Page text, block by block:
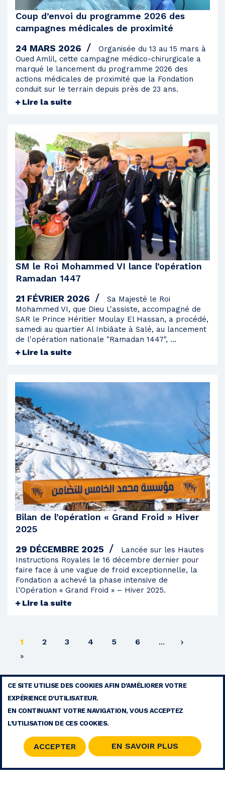
Coup d’envoi du programme 2026 des
campagnes médicales de proximité
24 MARS 2026
Organisée du 13 au 15 mars à
Oued Amlil, cette campagne médico-chirurgicale a
marqué le lancement du programme 2026 des
actions médicales de proximité que la Fondation
conduit sur le terrain depuis près de 23 ans.
Lire la suite
SM le Roi Mohammed VI lance l’opération
Ramadan 1447
21 FÉVRIER 2026
Sa Majesté le Roi
Mohammed VI, que Dieu L'assiste, accompagné de
SAR le Prince Héritier Moulay El Hassan, a procédé,
samedi au quartier Al Inbiâate à Salé, au lancement
de l'opération nationale "Ramadan 1447", ...
Lire la suite
Bilan de l’opération « Grand Froid » Hiver
2025
29 DÉCEMBRE 2025
Lancée sur les Hautes
Instructions Royales le 16 décembre dernier pour
faire face à une vague de froid exceptionnelle, la
Fondation a achevé la phase intensive de
l’Opération « Grand Froid » – Hiver 2025.
Lire la suite
Page
courante
1 Page
2 Page
3 Page
4 Page
5 Page
6
…
Dernière
page
»
RSS
© 2026 COPYRIGHT - FONDATION MOHAMMED V POUR LA SOLIDARITÉ
CE SITE UTILISE DES COOKIES AFIN D'AMÉLIORER VOTRE
EXPÉRIENCE D'UTILISATEUR.
EN CONTINUANT VOTRE NAVIGATION, VOUS ACCEPTEZ
L'UTILISATION DE CES COOKIES.
ACCEPTER EN SAVOIR PLUS